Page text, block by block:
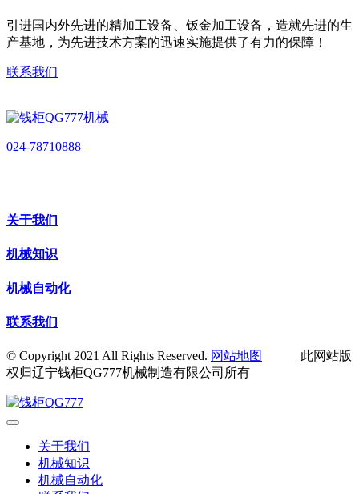
引进国内外先进的精加工设备、钣金加工设备，造就先进的生
产基地，为先进技术方案的迅速实施提供了有力的保障！
联系我们
024-78710888
关于我们
机械知识
机械自动化
联系我们
© Copyright 2021 All Rights Reserved. 网站地图
此网站版
权归辽宁钱柜QG777机械制造有限公司所有
关于我们
机械知识
机械自动化